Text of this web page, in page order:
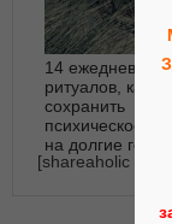
14 ежедневных
ритуалов, как
сохранить
психическое
на долгие годы
[shareaholic